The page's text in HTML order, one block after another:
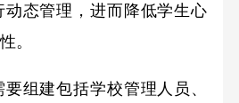
态管理，进而降低学生心
。
建包括学校管理人员、